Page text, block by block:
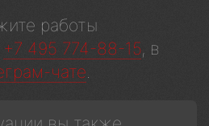
работы
+7 495 774-88-15, в
чате.